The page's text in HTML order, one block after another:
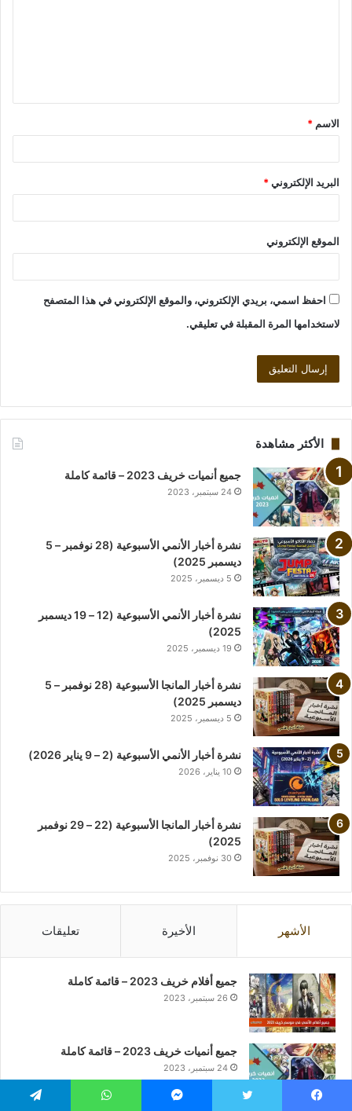
ق
*
الاسم *
البريد الإلكتروني*
الموقع الإلكتروني
احفظ اسمي، بريدي الإلكتروني، والموقع الإلكتروني في هذا المتصفح
لاستخدامها المرة المقبلة في تعليقي.
الأكثر مشاهدة
جميع أنميات خريف 2023 – قائمة كاملة
24 سبتمبر، 2023
نشرة أخبار الأنمي الأسبوعية (28 نوفمبر – 5
ديسمبر 2025)
5 ديسمبر، 2025
نشرة أخبار الأنمي الأسبوعية (12 – 19 ديسمبر
2025)
19 ديسمبر، 2025
نشرة أخبار المانجا الأسبوعية (28 نوفمبر – 5
ديسمبر 2025)
5 ديسمبر، 2025
نشرة أخبار الأنمي الأسبوعية (2 – 9 يناير 2026)
10 يناير، 2026
نشرة أخبار المانجا الأسبوعية (22 – 29 نوفمبر
2025)
30 نوفمبر، 2025
الأشهر الأخيرة تعليقات
جميع أفلام خريف 2023 – قائمة كاملة
26 سبتمبر، 2023
جميع أنميات خريف 2023 – قائمة كاملة
24 سبتمبر، 2023